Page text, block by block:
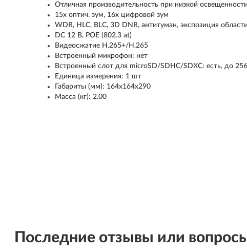
Отличная производительность при низкой
15х оптич. зум, 16х цифровой зум
WDR, HLC, BLC, 3D DNR, антитуман, экспозиция
DC 12 В, POE (802.3 at)
Видеосжатие H.265+/H.265
Встроенный микрофон: нет
Встроенный слот для microSD/SDHC/SDXC: есть, до
Единица измерения: 1 шт
Габариты (мм): 164x164x290
Масса (кг): 2.00
Последние отзывы или